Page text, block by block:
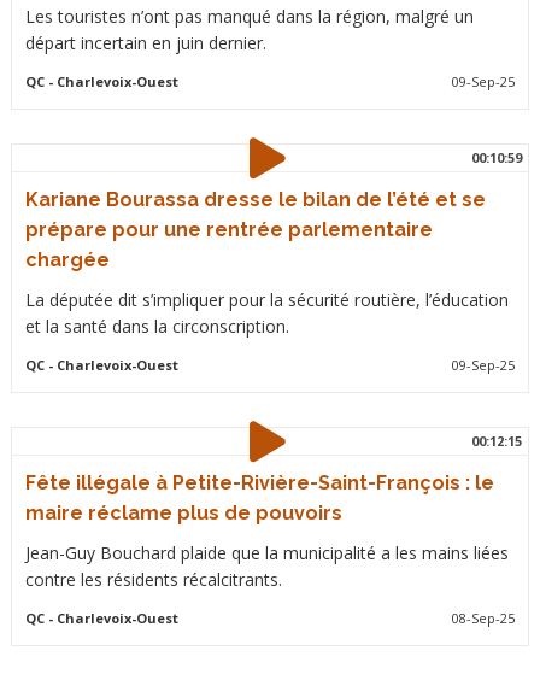
Les touristes n’ont pas manqué dans la région, malgré un
départ incertain en juin dernier.
QC- Charlevoix-Ouest 09-Sep-25
00:10:59
Kariane Bourassa dresse le bilan de l’été et se
prépare pour une rentrée parlementaire
chargée
La députée dit s’impliquer pour la sécurité routière, l’éducation
et la santé dans la circonscription.
QC- Charlevoix-Ouest 09-Sep-25
00:12:15
Fête illégale à Petite-Rivière-Saint-François : le
maire réclame plus de pouvoirs
Jean-Guy Bouchard plaide que la municipalité a les mains liées
contre les résidents récalcitrants.
QC- Charlevoix-Ouest 08-Sep-25